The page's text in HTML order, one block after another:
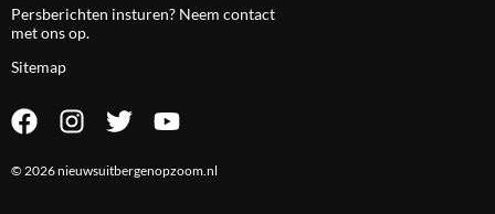
Persberichten insturen? Neem contact
met ons op.
Sitemap
© 2026 nieuwsuitbergenopzoom.nl